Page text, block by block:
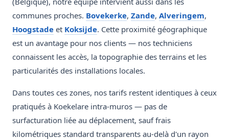
communes proches. Bovekerke, Zande, Alveringem,
Hoogstade et Koksijde. Cette proximité géographique
est un avantage pour nos clients — nos techniciens
connaissent les accès, la topographie des terrains et les
particularités des installations locales.
Dans toutes ces zones, nos tarifs restent identiques à ceux
pratiqués à Koekelare intra-muros — pas de
surfacturation liée au déplacement, sauf frais
kilométriques standard transparents au-delà d'un rayon